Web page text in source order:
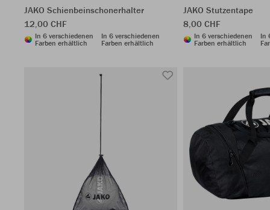
JAKO Schienbeinschonerhalter
12,00 CHF
In 6 verschiedenen
Farben erhältlich
In 6 verschiedenen
Farben erhältlich
JAKO Stutzentape
8,00 CHF
In 6 verschiedenen
Farben erhältlich
In